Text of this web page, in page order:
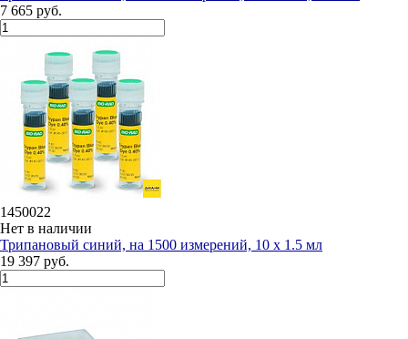
7 665 руб.
1450022
Нет в наличии
Трипановый синий, на 1500 измерений, 10 x 1.5 мл
19 397 руб.